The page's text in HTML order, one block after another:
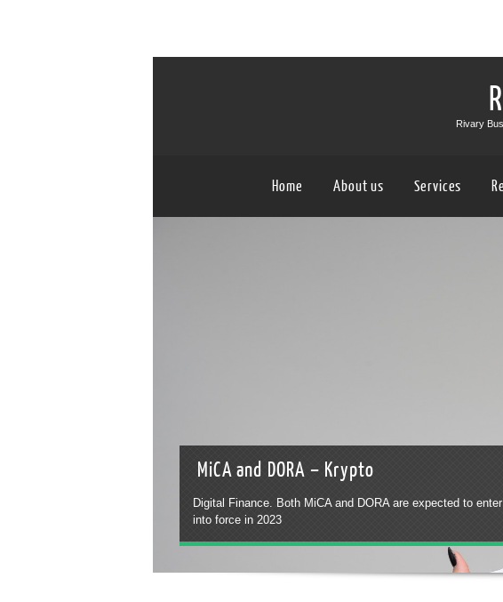
Rivary
Home About us Services
Rivary Consulting YouTube Channel
Find us on YouTube Channel Rivary Consulting or follow the
link